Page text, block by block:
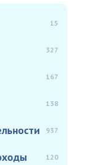
15
327
167
138
937
120